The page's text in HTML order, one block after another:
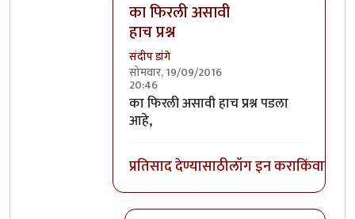
का फिरली असावी
हाच प्रश्न
संदीप डांगे
सोमवार, 19/09/2016
20:46
In reply toकुरापतbyप्रदीप
का फिरली असावी हाच प्रश्न पडला
आहे,
प्रतिसाद देण्यासाठीलॉग इन कराकिंवा